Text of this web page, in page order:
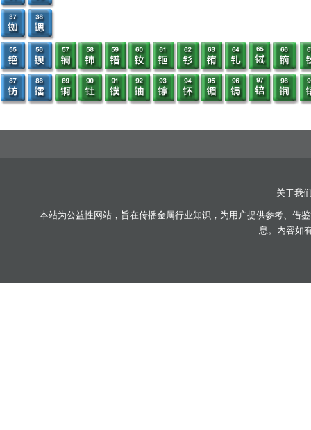
关于我
本站为公益性网站，旨在传播金属行业知识，为用户提供参考、借
息。内容如